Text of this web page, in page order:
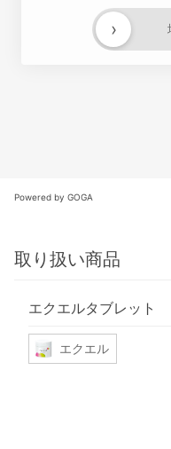
›
Powered by GOGA
取り扱い商品
エクエルタブレット
エクエル